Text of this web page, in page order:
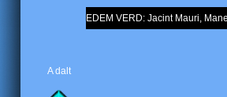
EDEM VERD: Jacint Mauri,
A dalt